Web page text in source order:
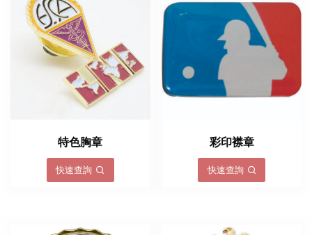
特色胸章
快速查詢
彩印襟章
快速查詢